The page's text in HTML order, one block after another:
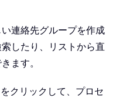
い連絡先グループを作成
したり、リストから直
ます。
をクリックして、プロセ